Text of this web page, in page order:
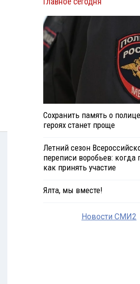
Сохранить память о
героях станет проще
Летний сезон
переписи воробьев: когда
как принять участие
Ялта, мы вместе!
Новости СМИ2